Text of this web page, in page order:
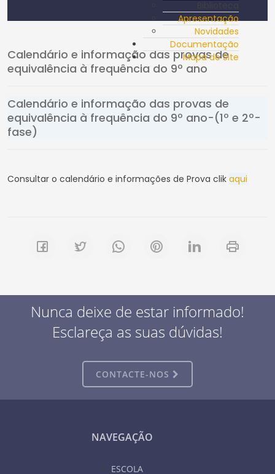
Apresentação
Novidades
Documentação
Mapa do Site
Calendário e informação das provas de
equivalência à frequência do 9º ano
Calendário e informação das provas de
equivalência à frequência do 9º ano-(1º e 2º-
fase)
Consultar o calendário e informações de Prova clik aqui
Nunca deixe de estar informado!
Esclareça as suas dúvidas!
CONTACTE-NOS
NAVEGAÇÃO
ESCOLA